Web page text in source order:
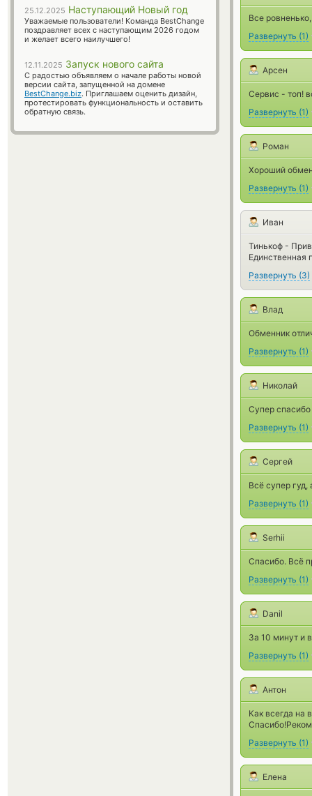
Все
Развернуть (1)
Арсен
Сервис - топ!
Развернуть (1)
Роман
Хороший
Развернуть (1)
Иван
Тинькоф -
Единственная
Развернуть (3)
Влад
Обменник
Развернуть (1)
Николай
Супер
Развернуть (1)
Сергей
Всё супер
Развернуть (1)
Serhii
Спасибо. Всё
Развернуть (1)
Danil
За 10 минут и
Развернуть (1)
Антон
Как всегда на
Развернуть (1)
Елена
25.12.2025 Наступающий Новый год
Уважаемые пользователи! Команда BestChange
поздравляет всех с наступающим 2026 годом
и желает всего наилучшего!
12.11.2025 Запуск нового сайта
С радостью объявляем о начале работы новой
версии сайта, запущенной на домене
BestChange.biz. Приглашаем оценить дизайн,
протестировать функциональность и оставить
обратную связь.